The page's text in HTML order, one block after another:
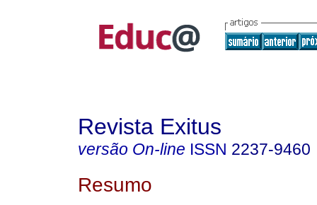
Revista Exitus
versão On-line ISSN 2237-9460
Resumo